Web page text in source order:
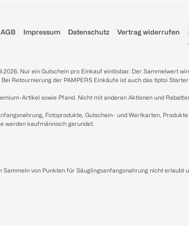
AGB Impressum Datenschutz Vertrag widerrufen
Nur ein Gutschein pro Einkauf einlösbar. Der Sammelwert
Retournierung der PAMPERS Einkäufe ist auch das tiptoi
Artikel sowie Pfand. Nicht mit anderen Aktionen und
Fotoprodukte, Gutschein- und Wertkarten,
werden kaufmännisch gerundet.
von Punkten für Säuglingsanfangsnahrung nicht erlaubt